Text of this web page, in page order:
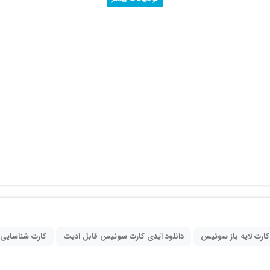
لایه باز سوئیس دانلود آیدی کارت سوئیس قابل ادیت کارت